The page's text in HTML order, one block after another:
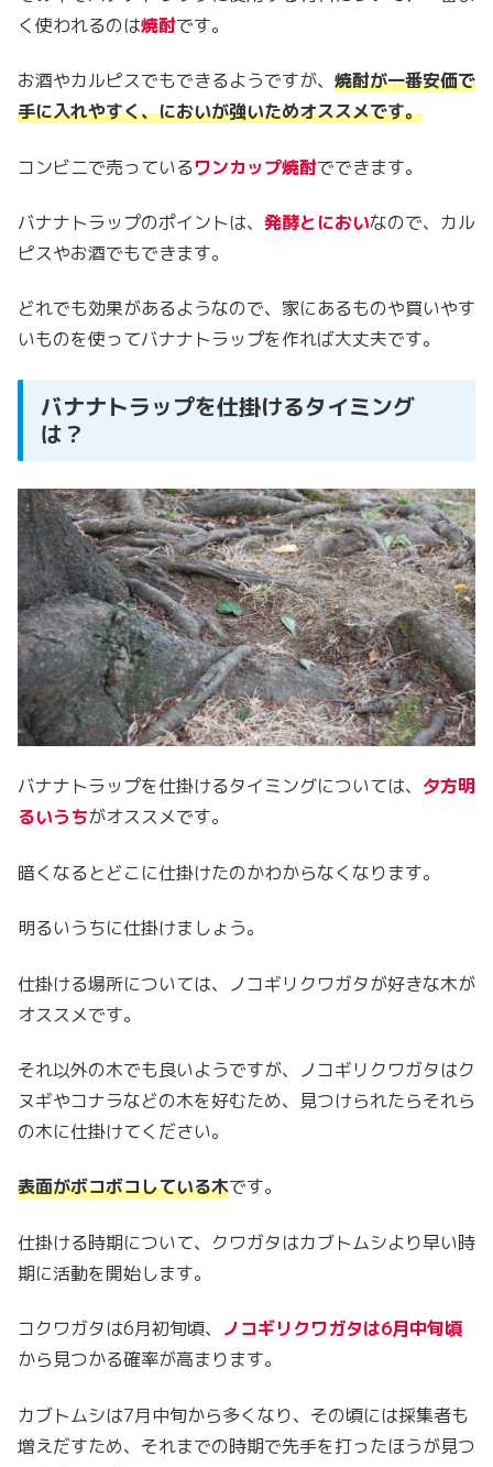
く使われるのは焼酎です。
お酒やカルピスでもできるようですが、 焼酎が一番安価で
手に入れやすく、においが強いためオススメです。
コンビニで売っているワンカップ焼酎でできます。
バナナトラップのポイントは、 発酵とにおいなので、カル
ピスやお酒でもできます。
どれでも効果があるようなので、家にあるものや買いやす
いものを使ってバナナトラップを作れば大丈夫です。
バナナトラップを仕掛けるタイミング
は？
バナナトラップを仕掛けるタイミングについては、 夕方明
るいうちがオススメです。
暗くなるとどこに仕掛けたのかわからなくなります。
明るいうちに仕掛けましょう。
仕掛ける場所については、ノコギリクワガタが好きな木が
オススメです。
それ以外の木でも良いようですが、ノコギリクワガタはク
ヌギやコナラなどの木を好むため、見つけられたらそれら
の木に仕掛けてください。
表面がボコボコしている木です。
仕掛ける時期について、クワガタはカブトムシより早い時
期に活動を開始します。
コクワガタは6月初旬頃、 ノコギリクワガタは6月中旬頃
から見つかる確率が高まります。
カブトムシは7月中旬から多くなり、その頃には採集者も
増えだすため、それまでの時期で先手を打ったほうが見つ